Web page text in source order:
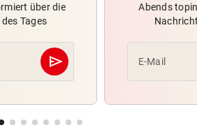
über die
Tages
send
Abschicken
Abends
E-Mail